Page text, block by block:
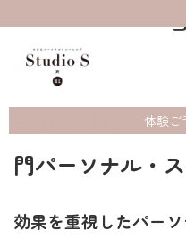
体験ご
HOME コラム
ヨガ×整体×ピ
門パーソナル・
効果を重視したパー